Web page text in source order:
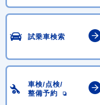
試乗車検索
車検/点検/
整備予約